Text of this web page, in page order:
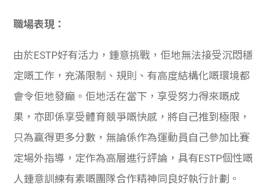
職場表現：
由於ESTP好有活力，鍾意挑戰，佢地無法接受沉悶穩
定嘅工作，充滿限制、規則、有高度結構化嘅環境都
會令佢地發癲。佢地活在當下，享受努力得來嘅成
果，亦即係享受體育競爭嘅快感，將自己推到極限，
只為贏得更多分數，無論係作為運動員自己參加比賽
定場外指導，定作為高層進行評論，具有ESTP個性嘅
人鍾意訓練有素嘅團隊合作精神同良好執行計劃。